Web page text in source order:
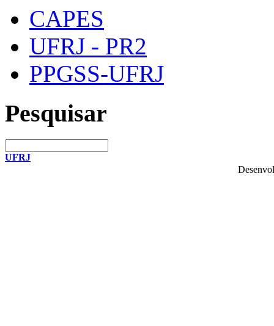
CAPES
UFRJ - PR2
PPGSS-UFRJ
Pesquisar
UFRJ